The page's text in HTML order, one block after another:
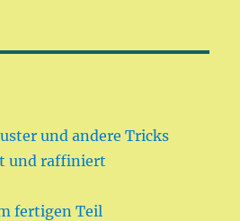
und andere Tricks
und raffiniert
fertigen Teil